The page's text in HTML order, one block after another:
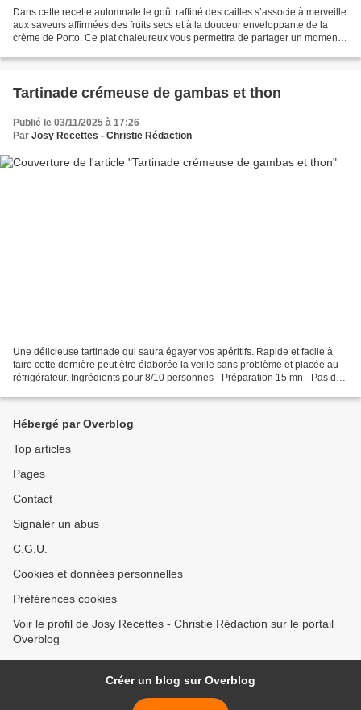
Dans cette recette automnale le goût raffiné des cailles s’associe à merveille
aux saveurs affirmées des fruits secs et à la douceur enveloppante de la
crème de Porto. Ce plat chaleureux vous permettra de partager un moment
Tartinade crémeuse de gambas et thon
Publié le 03/11/2025 à 17:26
Par Josy Recettes - Christie Rédaction
Une délicieuse tartinade qui saura égayer vos apéritifs. Rapide et facile à
faire cette dernière peut être élaborée la veille sans problème et placée au
réfrigérateur. Ingrédients pour 8/10 personnes - Préparation 15 mn - Pas de
Hébergé par Overblog
Top articles
Pages
Contact
Signaler un abus
C.G.U.
Cookies et données personnelles
Préférences cookies
Voir le profil de Josy Recettes - Christie Rédaction sur le portail
Overblog
Créer un blog sur Overblog